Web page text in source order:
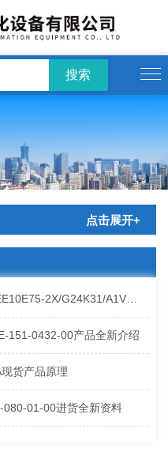
点击展开+
REXROTH力士乐比例阀4WREE10E75-2X/G24K31/A1V原厂发货资料
151-0432-00产品全新介绍
货产品原理
01-00进货全新资料